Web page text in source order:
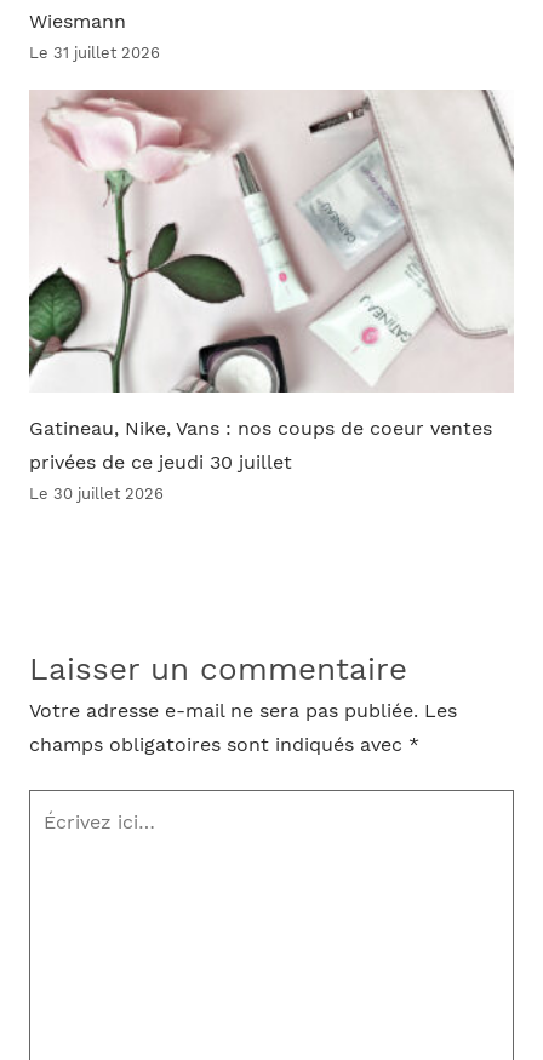
Wiesmann
Le 31 juillet 2026
Gatineau, Nike, Vans : nos coups de coeur ventes
privées de ce jeudi 30 juillet
Le 30 juillet 2026
Laisser un commentaire
Votre adresse e-mail ne sera pas publiée. Les
champs obligatoires sont indiqués avec *
Écrivez